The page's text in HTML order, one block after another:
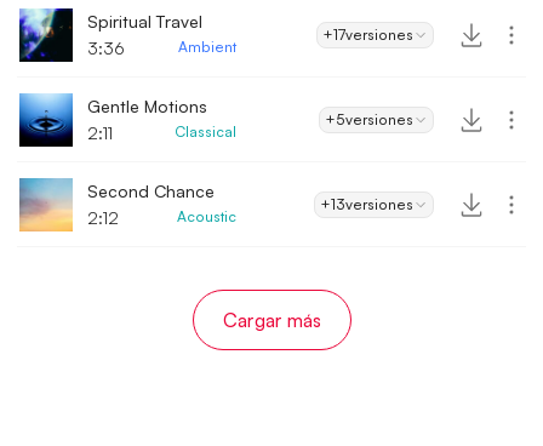
Spiritual Travel
3:36
Ambient
+17versiones
Gentle Motions
2:11
Classical
+5versiones
Second Chance
2:12
Acoustic
+13versiones
Cargar más